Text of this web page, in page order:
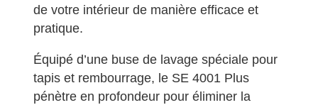
de votre intérieur de manière efficace et
pratique.
Équipé d’une buse de lavage spéciale pour
tapis et rembourrage, le SE 4001 Plus
pénètre en profondeur pour éliminer la